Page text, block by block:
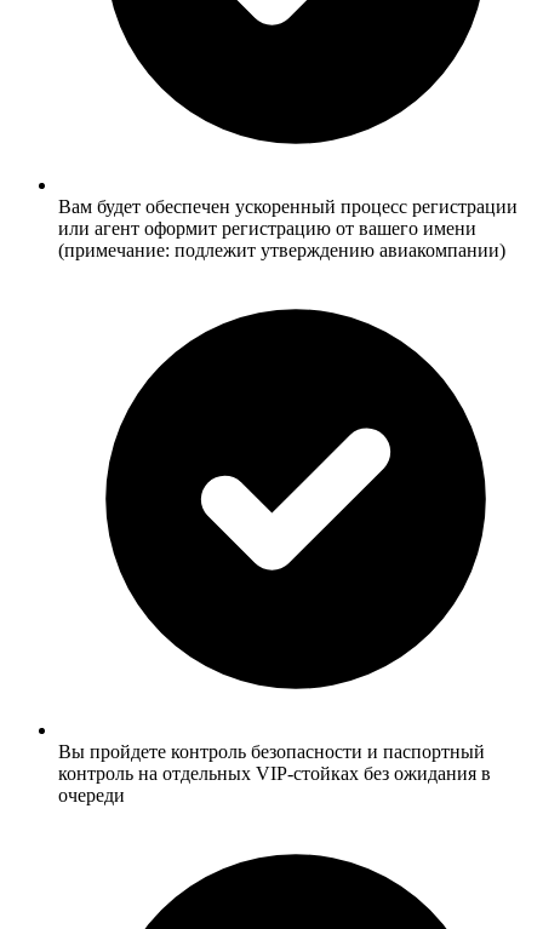
Вам будет обеспечен ускоренный процесс регистрации
или агент оформит регистрацию от вашего имени
(примечание: подлежит утверждению авиакомпании)
Вы пройдете контроль безопасности и паспортный
контроль на отдельных VIP-стойках без ожидания в
очереди